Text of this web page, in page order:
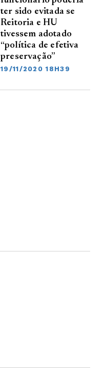
ter sido evitada se
Reitoria e HU
tivessem adotado
“política de efetiva
preservação”
19/11/2020 18H39